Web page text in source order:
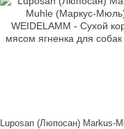
Luposan (Люпосан) Markus-